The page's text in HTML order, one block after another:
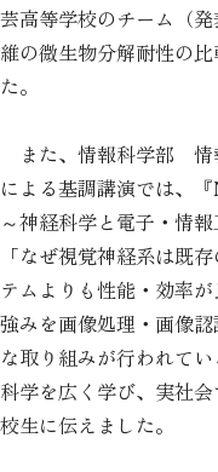
芸高等学校のチーム（
維の微生物分解耐性の
た。
また、情報科学部 情
による基調講演では、
～神経科学と電子・情
「なぜ視覚神経系は既
テムよりも性能・効率
強みを画像処理・画像
な取り組みが行われて
科学を広く学び、実社
校生に伝えました。